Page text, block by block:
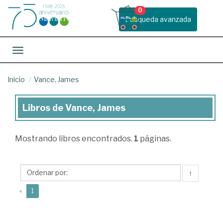
Busqueda avanzada
0
Toggle navigation
Inicio Vance, James
Libros
Vance,
Libros de Vance, James
Mostrando libros encontrados. 1 páginas.
↑
« 1